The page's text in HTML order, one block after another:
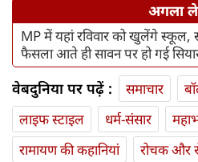
अगला
MP में यहां रविवार को खुलेंगे स्कूल,
फैसला आते ही सावन पर हो गई
वेबदुनिया पर पढ़ें : समाचार
लाइफ स्‍टाइल
धर्म-संसार
रामायण की कहानियां
रोचक और